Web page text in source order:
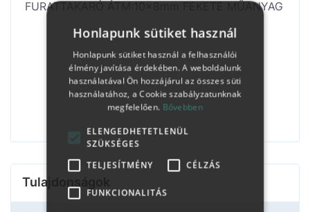
FURATTAKARÓ ÁTM:10x8mm FEKETE MŰANYAG
Tulajdonságok
Honlapunk sütiket használ
Honlapunk sütiket használ a felhasználói
élmény javítása érdekében. A weboldalunk
használatával Ön hozzájárul az összes süti
használatához, a Cookie szabályzatunknak
megfelelően. Bővebben
ELENGEDHETETLENÜL
SZÜKSÉGES
TELJESÍTMÉNY
CÉLZÁS
FUNKCIONALITÁS